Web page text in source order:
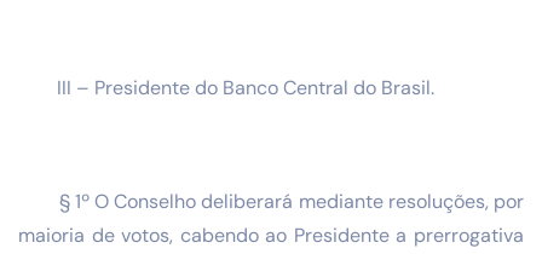
III – Presidente do Banco Central do Brasil.
§ 1º O Conselho deliberará mediante resoluções, por
maioria de votos, cabendo ao Presidente a prerrogativa